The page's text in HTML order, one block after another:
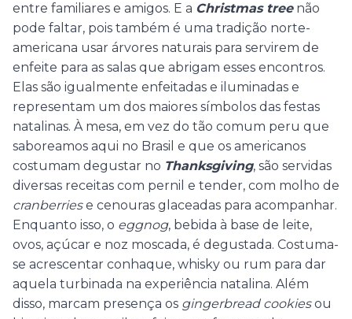
entre familiares e amigos. E a Christmas treenão
pode faltar, pois também é uma tradição norte-
americana usar árvores naturais para servirem de
enfeite para as salas que abrigam esses encontros.
Elas são igualmente enfeitadas e iluminadas e
representam um dos maiores símbolos das festas
natalinas. À mesa, em vez do tão comum peru que
saboreamos aqui no Brasil e que os americanos
costumam degustar no Thanksgiving, são servidas
diversas receitas com pernil e tender, com molho de
cranberriese cenouras glaceadas para acompanhar.
Enquanto isso, o eggnog, bebida à base de leite,
ovos, açúcar e noz moscada, é degustada. Costuma-
se acrescentar conhaque, whisky ou rum para dar
aquela turbinada na experiência natalina. Além
disso, marcam presença os gingerbread cookiesou